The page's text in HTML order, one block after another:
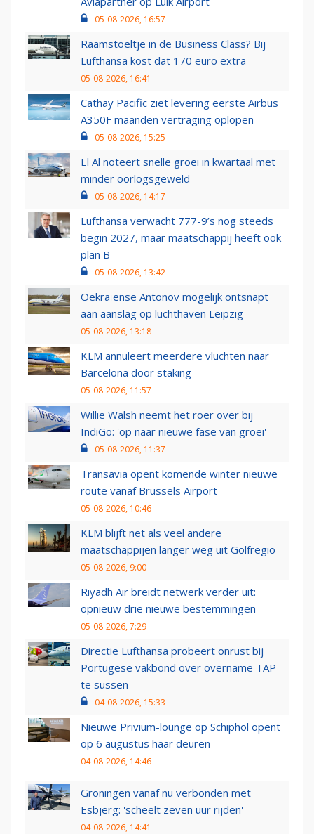
05-08-2026, 16:57
Raamstoeltje in de Business Class? Bij
Lufthansa kost dat 170 euro extra
05-08-2026, 16:41
Cathay Pacific ziet levering eerste Airbus
A350F maanden vertraging oplopen
05-08-2026, 15:25
El Al noteert snelle groei in kwartaal met
minder oorlogsgeweld
05-08-2026, 14:17
Lufthansa verwacht 777-9’s nog steeds
begin 2027, maar maatschappij heeft ook
plan B
05-08-2026, 13:42
Oekraïense Antonov mogelijk ontsnapt
aan aanslag op luchthaven Leipzig
05-08-2026, 13:18
KLM annuleert meerdere vluchten naar
Barcelona door staking
05-08-2026, 11:57
Willie Walsh neemt het roer over bij
IndiGo: 'op naar nieuwe fase van groei'
05-08-2026, 11:37
Transavia opent komende winter nieuwe
route vanaf Brussels Airport
05-08-2026, 10:46
KLM blijft net als veel andere
maatschappijen langer weg uit Golfregio
05-08-2026, 9:00
Riyadh Air breidt netwerk verder uit:
opnieuw drie nieuwe bestemmingen
05-08-2026, 7:29
Directie Lufthansa probeert onrust bij
Portugese vakbond over overname TAP
te sussen
04-08-2026, 15:33
Nieuwe Privium-lounge op Schiphol opent
op 6 augustus haar deuren
04-08-2026, 14:46
Groningen vanaf nu verbonden met
Esbjerg: 'scheelt zeven uur rijden'
04-08-2026, 14:41